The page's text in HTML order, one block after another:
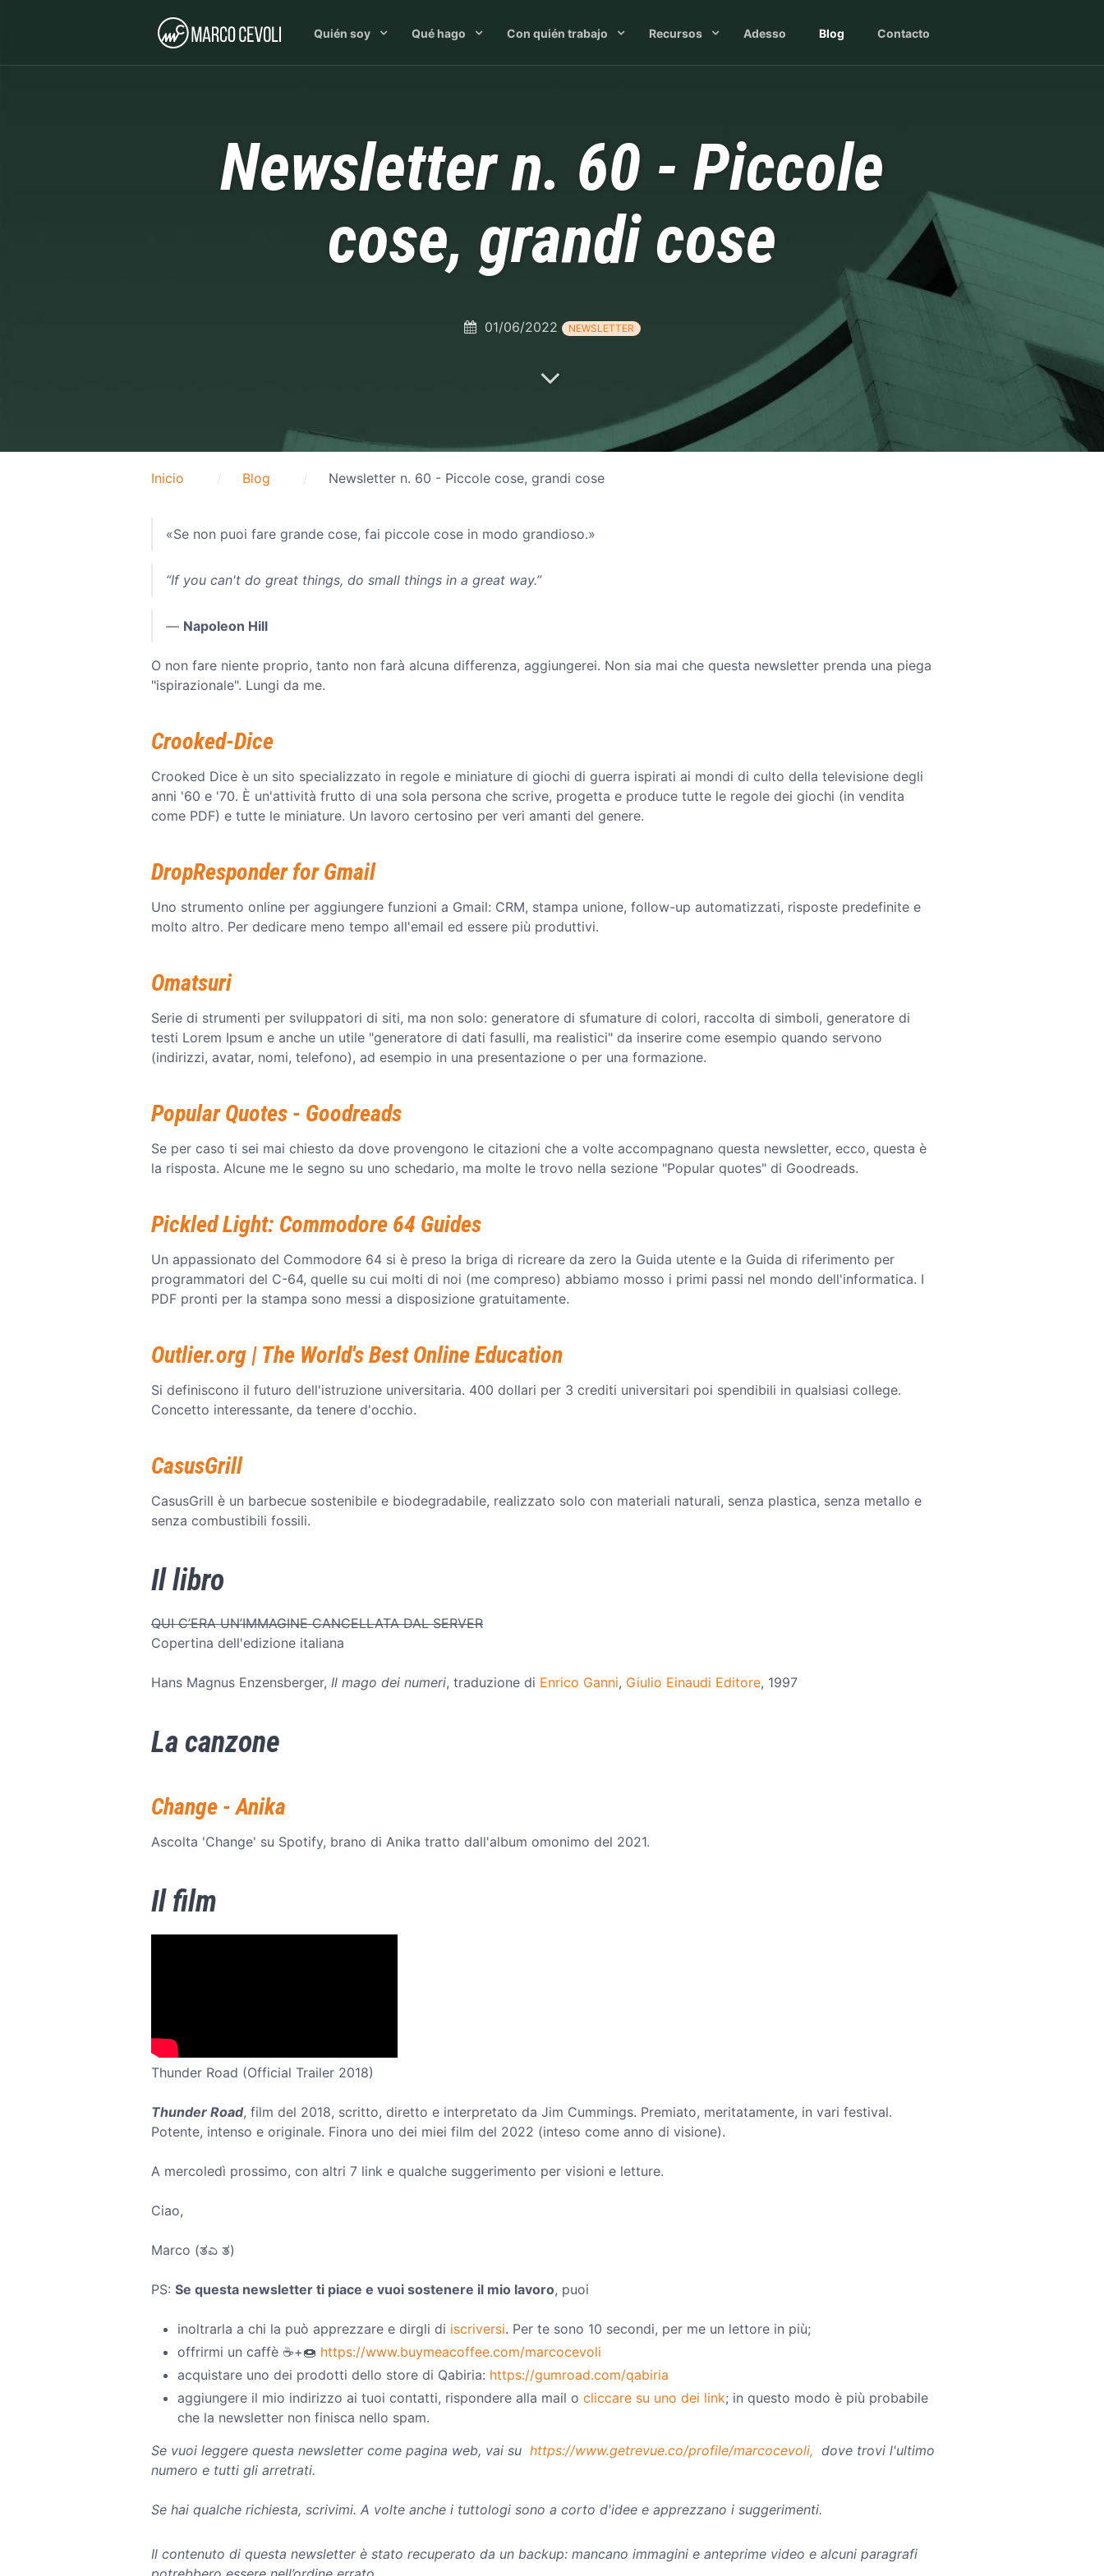
Quién soy Qué hago Con quién trabajo Recursos Adesso Blog Contacto
Newsletter n. 60 - Piccole
cose, grandi cose
01/06/2022 NEWSLETTER
Inicio Blog Newsletter n. 60 - Piccole cose, grandi cose
«Se non puoi fare grande cose, fai piccole cose in modo grandioso.»
“If you can't do great things, do small things in a great way.”
― Napoleon Hill
O non fare niente proprio, tanto non farà alcuna differenza, aggiungerei. Non sia mai che questa newsletter prenda una piega
"ispirazionale". Lungi da me.
Crooked-Dice
Crooked Dice è un sito specializzato in regole e miniature di giochi di guerra ispirati ai mondi di culto della televisione degli
anni '60 e '70. È un'attività frutto di una sola persona che scrive, progetta e produce tutte le regole dei giochi (in vendita
come PDF) e tutte le miniature. Un lavoro certosino per veri amanti del genere.
DropResponder for Gmail
Uno strumento online per aggiungere funzioni a Gmail: CRM, stampa unione, follow-up automatizzati, risposte predefinite e
molto altro. Per dedicare meno tempo all'email ed essere più produttivi.
Omatsuri
Serie di strumenti per sviluppatori di siti, ma non solo: generatore di sfumature di colori, raccolta di simboli, generatore di
testi Lorem Ipsum e anche un utile "generatore di dati fasulli, ma realistici" da inserire come esempio quando servono
(indirizzi, avatar, nomi, telefono), ad esempio in una presentazione o per una formazione.
Popular Quotes - Goodreads
Se per caso ti sei mai chiesto da dove provengono le citazioni che a volte accompagnano questa newsletter, ecco, questa è
la risposta. Alcune me le segno su uno schedario, ma molte le trovo nella sezione "Popular quotes" di Goodreads.
Pickled Light: Commodore 64 Guides
Un appassionato del Commodore 64 si è preso la briga di ricreare da zero la Guida utente e la Guida di riferimento per
programmatori del C-64, quelle su cui molti di noi (me compreso) abbiamo mosso i primi passi nel mondo dell'informatica. I
PDF pronti per la stampa sono messi a disposizione gratuitamente.
Outlier.org | The World's Best Online Education
Si definiscono il futuro dell'istruzione universitaria. 400 dollari per 3 crediti universitari poi spendibili in qualsiasi college.
Concetto interessante, da tenere d'occhio.
CasusGrill
CasusGrill è un barbecue sostenibile e biodegradabile, realizzato solo con materiali naturali, senza plastica, senza metallo e
senza combustibili fossili.
Il libro
QUI C’ERA UN’IMMAGINE CANCELLATA DAL SERVER
Copertina dell'edizione italiana
Hans Magnus Enzensberger, Il mago dei numeri, traduzione di Enrico Ganni, Giulio Einaudi Editore, 1997
La canzone
Change - Anika
Ascolta 'Change' su Spotify, brano di Anika tratto dall'album omonimo del 2021.
Il film
Thunder Road (Official Trailer 2018)
Thunder Road, film del 2018, scritto, diretto e interpretato da Jim Cummings. Premiato, meritatamente, in vari festival.
Potente, intenso e originale. Finora uno dei miei film del 2022 (inteso come anno di visione).
A mercoledì prossimo, con altri 7 link e qualche suggerimento per visioni e letture.
Ciao,
Marco (ತಎ ತ)
PS: Se questa newsletter ti piace e vuoi sostenere il mio lavoro, puoi
inoltrarla a chi la può apprezzare e dirgli di iscriversi. Per te sono 10 secondi, per me un lettore in più;
offrirmi un caffè ☕+🍩 https://www.buymeacoffee.com/marcocevoli
acquistare uno dei prodotti dello store di Qabiria: https://gumroad.com/qabiria
aggiungere il mio indirizzo ai tuoi contatti, rispondere alla mail o cliccare su uno dei link; in questo modo è più probabile
che la newsletter non finisca nello spam.
Se vuoi leggere questa newsletter come pagina web, vai su https://www.getrevue.co/profile/marcocevoli, dove trovi l'ultimo
numero e tutti gli arretrati.
Se hai qualche richiesta, scrivimi. A volte anche i tuttologi sono a corto d'idee e apprezzano i suggerimenti.
Il contenuto di questa newsletter è stato recuperato da un backup: mancano immagini e anteprime video e alcuni paragrafi